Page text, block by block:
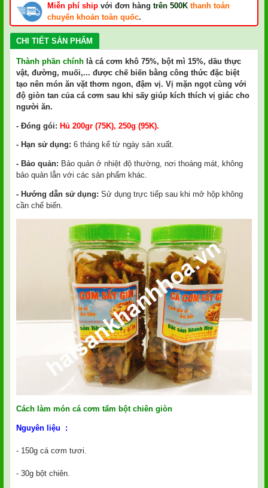
Miễn phí ship với đơn hàng trên 500K thanh toán
chuyển khoản toàn quốc.
CHI TIẾT SẢN PHẨM
Thành phần chính là cá cơm khô 75%, bột mì 15%, dầu thực
vật, đường, muối,... được chế biến bằng công thức đặc biệt
tạo nên món ăn vặt thơm ngon, đậm vị. Vị mặn ngọt cùng với
độ giòn tan của cá cơm sau khi sấy giúp kích thích vị giác cho
người ăn.
- Đóng gói: Hủ 200gr (75K), 250g (95K).
- Hạn sử dụng: 6 tháng kể từ ngày sản xuất.
- Bảo quản: Bảo quản ở nhiệt độ thường, nơi thoáng mát, không
bảo quản lẫn với các sản phẩm khác.
- Hướng dẫn sử dụng: Sử dụng trực tiếp sau khi mở hộp không
cần chế biến.
Cách làm món cá cơm tẩm bột chiên giòn
Nguyên liệu :
- 150g cá cơm tươi.
- 30g bột chiên.